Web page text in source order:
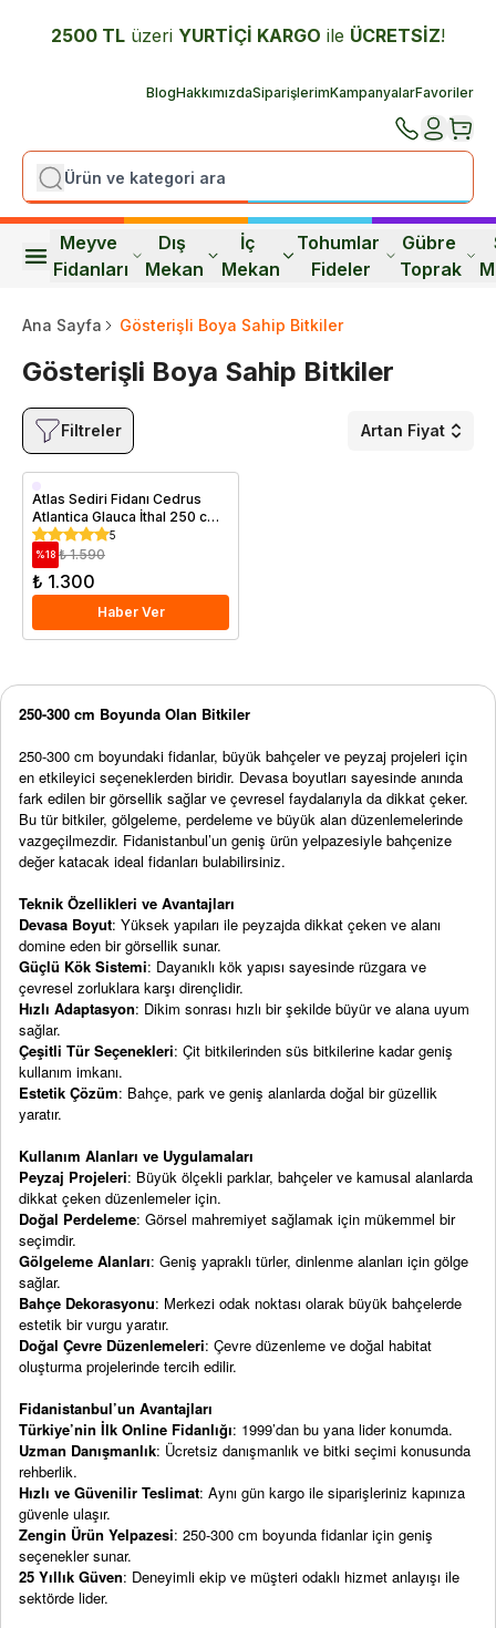
2500 TL üzeri YURTİÇİ KARGO ile ÜCRETSİZ!
BlogHakkımızdaSiparişlerimKampanyalarFavoriler
Meyve
Fidanları
Dış
Mekan
İç
Mekan
Tohumlar
Fideler
Gübre
Toprak
Ana Sayfa Gösterişli Boya Sahip Bitkiler
Gösterişli Boya Sahip Bitkiler
Filtreler Artan Fiyat
Saksıda
Atlas Sediri Fidanı Cedrus
Atlantica Glauca İthal 250 cm
Saksıda
5
%18 ₺ 1.590
₺ 1.300
Haber Ver
250-300 cm Boyunda Olan Bitkiler
250-300 cm boyundaki fidanlar, büyük bahçeler ve peyzaj projeleri için
en etkileyici seçeneklerden biridir. Devasa boyutları sayesinde anında
fark edilen bir görsellik sağlar ve çevresel faydalarıyla da dikkat çeker.
Bu tür bitkiler, gölgeleme, perdeleme ve büyük alan düzenlemelerinde
vazgeçilmezdir. Fidanistanbul’un geniş ürün yelpazesiyle bahçenize
değer katacak ideal fidanları bulabilirsiniz.
Teknik Özellikleri ve Avantajları
Devasa Boyut: Yüksek yapıları ile peyzajda dikkat çeken ve alanı
domine eden bir görsellik sunar.
Güçlü Kök Sistemi: Dayanıklı kök yapısı sayesinde rüzgara ve
çevresel zorluklara karşı dirençlidir.
Hızlı Adaptasyon: Dikim sonrası hızlı bir şekilde büyür ve alana uyum
sağlar.
Çeşitli Tür Seçenekleri: Çit bitkilerinden süs bitkilerine kadar geniş
kullanım imkanı.
Estetik Çözüm: Bahçe, park ve geniş alanlarda doğal bir güzellik
yaratır.
Kullanım Alanları ve Uygulamaları
Peyzaj Projeleri: Büyük ölçekli parklar, bahçeler ve kamusal alanlarda
dikkat çeken düzenlemeler için.
Doğal Perdeleme: Görsel mahremiyet sağlamak için mükemmel bir
seçimdir.
Gölgeleme Alanları: Geniş yapraklı türler, dinlenme alanları için gölge
sağlar.
Bahçe Dekorasyonu: Merkezi odak noktası olarak büyük bahçelerde
estetik bir vurgu yaratır.
Doğal Çevre Düzenlemeleri: Çevre düzenleme ve doğal habitat
oluşturma projelerinde tercih edilir.
Fidanistanbul’un Avantajları
Türkiye’nin İlk Online Fidanlığı: 1999’dan bu yana lider konumda.
Uzman Danışmanlık: Ücretsiz danışmanlık ve bitki seçimi konusunda
rehberlik.
Hızlı ve Güvenilir Teslimat: Aynı gün kargo ile siparişleriniz kapınıza
güvenle ulaşır.
Zengin Ürün Yelpazesi: 250-300 cm boyunda fidanlar için geniş
seçenekler sunar.
25 Yıllık Güven: Deneyimli ekip ve müşteri odaklı hizmet anlayışı ile
sektörde lider.